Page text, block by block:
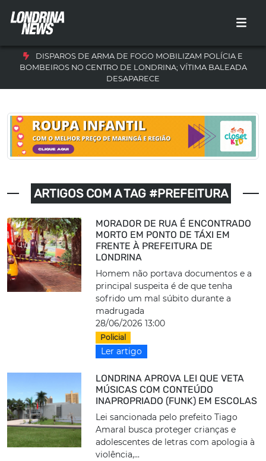
DISPAROS DE ARMA DE FOGO MOBILIZAM POLÍCIA E
BOMBEIROS NO CENTRO DE LONDRINA; VÍTIMA BALEADA
DESAPARECE
ARTIGOS COM A TAG #PREFEITURA
MORADOR DE RUA É ENCONTRADO
MORTO EM PONTO DE TÁXI EM
FRENTE À PREFEITURA DE
LONDRINA
Homem não portava documentos e a
principal suspeita é de que tenha
sofrido um mal súbito durante a
madrugada
28/06/2026 13:00
Policial
Ler artigo
LONDRINA APROVA LEI QUE VETA
MÚSICAS COM CONTEÚDO
INAPROPRIADO (FUNK) EM ESCOLAS
Lei sancionada pelo prefeito Tiago
Amaral busca proteger crianças e
adolescentes de letras com apologia à
violência,...